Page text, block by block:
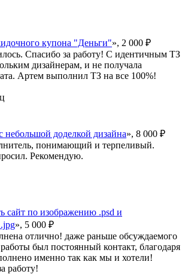
купона "Деньги"», 2 000 ₽
Спасибо за работу! С идентичным ТЗ
дизайнерам, и не получала
Артем выполнил ТЗ на все 100%!
небольшой доделкой дизайна», 8 000 ₽
понимающий и терпеливый.
Рекомендую.
сайт по изображению .psd и
», 5 000 ₽
отлично! даже раньше обсуждаемого
был постоянный контакт, благодаря
именно так как мы и хотели!
работу!